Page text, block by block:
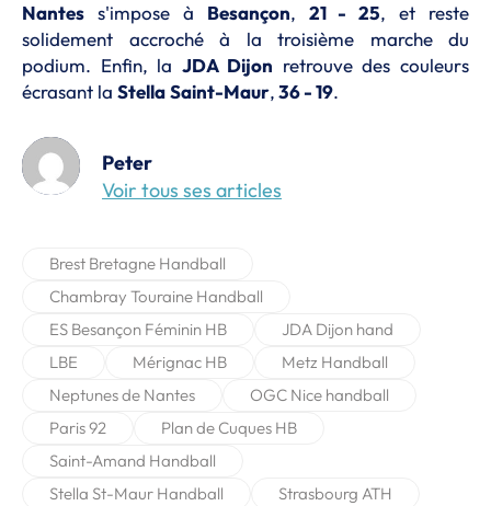
Nantes s'impose à Besançon, 21 - 25, et reste
solidement accroché à la troisième marche du
podium. Enfin, la JDA Dijon retrouve des couleurs
écrasant la StellaSaint-Maur,36 - 19.
Peter
Voir tous ses articles
Brest Bretagne Handball
Chambray Touraine Handball
ES Besançon Féminin HB
JDA Dijon hand
LBE
Mérignac HB
Metz Handball
Neptunes de Nantes
OGC Nice handball
Paris 92
Plan de Cuques HB
Saint-Amand Handball
Stella St-Maur Handball
Strasbourg ATH